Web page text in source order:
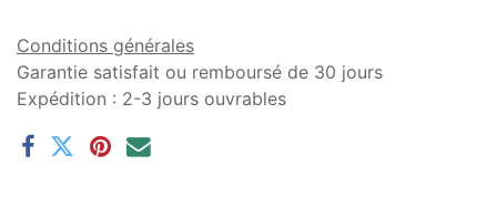
Conditions générales
Garantie satisfait ou remboursé de 30 jours
Expédition : 2-3 jours ouvrables